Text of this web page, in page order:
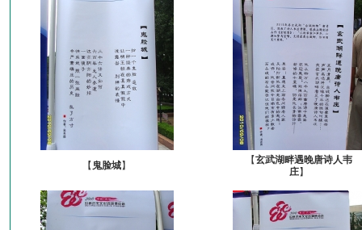
【 鬼脸城】 【玄武湖畔遇晚唐诗人韦
庄】